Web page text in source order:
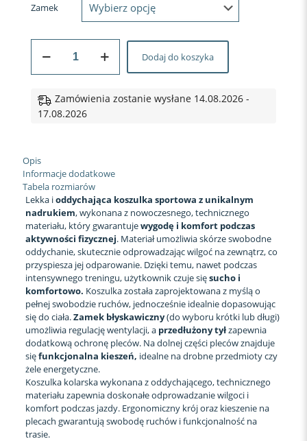
Zamek
Koszulka
Biało-
czerwony
Dodaj do koszyka
Zamówienia zostanie wysłane 14.08.2026 -
17.08.2026
Opis
Informacje dodatkowe
Tabela rozmiarów
Lekka ioddychająca koszulka sportowa z unikalnym
nadrukiem, wykonana z nowoczesnego, technicznego
materiału, który gwarantujewygodę i komfort podczas
aktywności fizycznej. Materiał umożliwia skórze swobodne
oddychanie, skutecznie odprowadzając wilgoć na zewnątrz, co
przyspiesza jej odparowanie. Dzięki temu, nawet podczas
intensywnego treningu, użytkownik czuje sięsucho i
komfortowo. Koszulka została zaprojektowana z myślą o
pełnej swobodzie ruchów, jednocześnie idealnie dopasowując
się do ciała.Zamek błyskawiczny(do wyboru krótki lub długi)
umożliwia regulację wentylacji, a przedłużony tyłzapewnia
dodatkową ochronę pleców. Na dolnej części pleców znajduje
sięfunkcjonalna kieszeń, idealne na drobne przedmioty czy
żele energetyczne.
Koszulka kolarska wykonana z oddychającego, technicznego
materiału zapewnia doskonałe odprowadzanie wilgoci i
komfort podczas jazdy. Ergonomiczny krój oraz kieszenie na
plecach gwarantują swobodę ruchów i funkcjonalność na
trasie.